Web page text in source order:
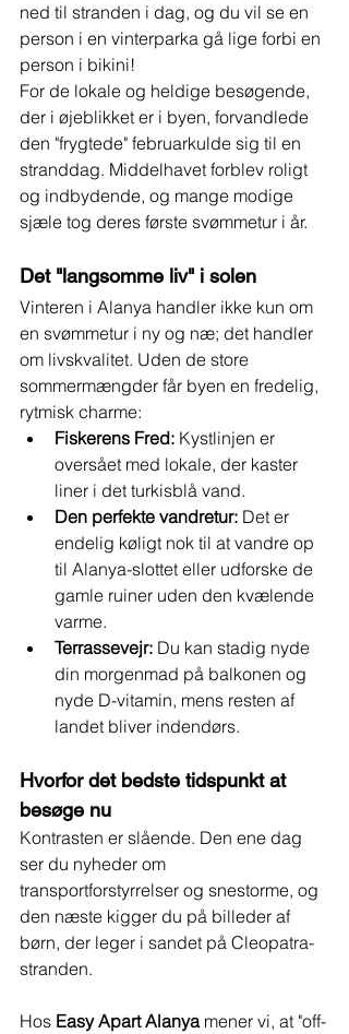
ned til stranden i dag, og du vil se en
person i en vinterparka gå lige forbi en
person i bikini!
For de lokale og heldige besøgende,
der i øjeblikket er i byen, forvandlede
den "frygtede" februarkulde sig til en
stranddag. Middelhavet forblev roligt
og indbydende, og mange modige
sjæle tog deres første svømmetur i år.
Det "langsomme liv" i solen
Vinteren i Alanya handler ikke kun om
en svømmetur i ny og næ; det handler
om livskvalitet. Uden de store
sommermængder får byen en fredelig,
rytmisk charme:
Fiskerens Fred: Kystlinjen er
oversået med lokale, der kaster
liner i det turkisblå vand.
Den perfekte vandretur: Det er
endelig køligt nok til at vandre op
til Alanya-slottet eller udforske de
gamle ruiner uden den kvælende
varme.
Terrassevejr: Du kan stadig nyde
din morgenmad på balkonen og
nyde D-vitamin, mens resten af
landet bliver indendørs.
Hvorfor det bedste tidspunkt at
besøge nu
Kontrasten er slående. Den ene dag
ser du nyheder om
transportforstyrrelser og snestorme, og
den næste kigger du på billeder af
børn, der leger i sandet på Cleopatra-
stranden.
Hos Easy Apart Alanya mener vi, at "off-